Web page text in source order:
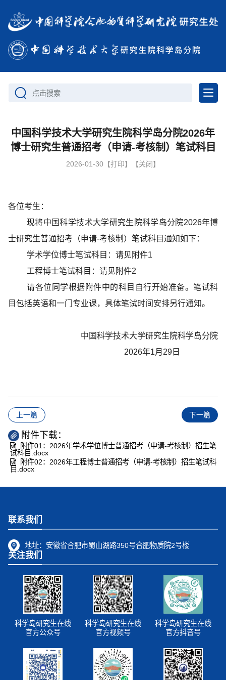
点击搜索
中国科学技术大学研究生院科学岛分院2026年
博士研究生普通招考（申请-考核制）笔试科目
2026-01-30 【打印】 【关闭】
各位考生：
现将中国科学技术大学研究生院科学岛分院2026年博
士研究生普通招考（申请-考核制）笔试科目通知如下：
学术学位博士笔试科目：请见附件1
工程博士笔试科目：请见附件2
请各位同学根据附件中的科目自行开始准备。笔试科
目包括英语和一门专业课，具体笔试时间安排另行通知。
中国科学技术大学研究生院科学岛分院
2026年1月29日
上一篇 下一篇
附件下载：
附件01：2026年学术学位博士普通招考（申请-考核制）招生笔
试科目.docx
附件02：2026年工程博士普通招考（申请-考核制）招生笔试科
目.docx
联系我们
地址： 安徽省合肥市蜀山湖路350号合肥物质院2号楼
关注我们
科学岛研究生在线
官方公众号
科学岛研究生在线
官方视频号
科学岛研究生在线
官方抖音号